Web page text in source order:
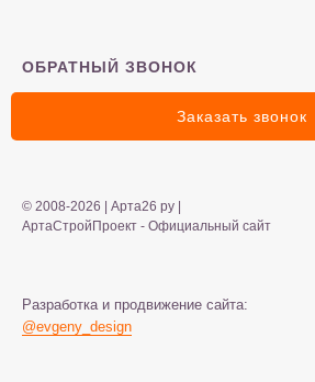
© 2008-2026 | Арта26 ру |
АртаСтройПроект - Официальный сайт
Разработка и продвижение сайта:
@evgeny_design
ОБРАТНЫЙ ЗВОНОК
Заказать звонок